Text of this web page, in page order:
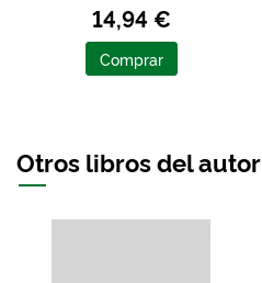
14,94 €
Comprar
Otros libros del autor